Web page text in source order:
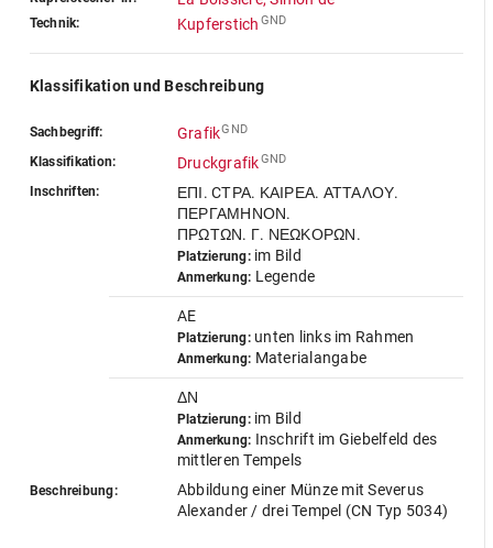
Technik: Kupferstich GND
Klassifikation und Beschreibung
Sachbegriff: GrafikGND
Klassifikation: DruckgrafikGND
Inschriften:
ΕΠΙ. CΤΡΑ. ΚΑΙΡΕΑ. ΑΤΤΑΛΟΥ.
ΠΕΡΓΑΜΗΝΟΝ.
ΠΡΩΤΩΝ. Γ. ΝΕΩΚΟΡΩΝ.
Platzierung:im Bild
Anmerkung: Legende
AE
Platzierung:unten links im Rahmen
Anmerkung: Materialangabe
ΔΝ
Platzierung:im Bild
Anmerkung: Inschrift im Giebelfeld des
mittleren Tempels
Beschreibung:
Abbildung einer Münze mit Severus
Alexander / drei Tempel (CN Typ 5034)